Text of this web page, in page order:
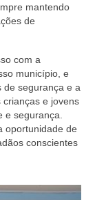
mantendo
de
com a
município, e
de segurança e a
e jovens
e segurança.
oportunidade de
conscientes